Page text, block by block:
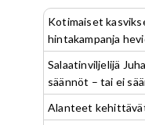
Kotimaiset
hintakampanja
Salaatinviljelijä
säännöt – tai ei
Alanteet